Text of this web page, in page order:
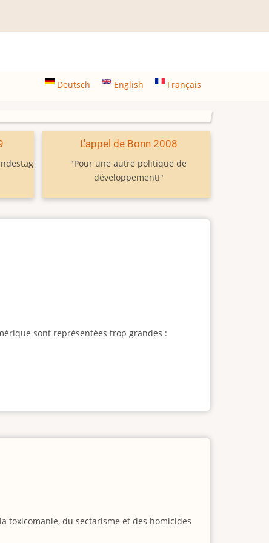
Deutsch English Français
L'appel de Bonn 2008
"Pour une autre politique de
développement!"
sont représentées trop grandes :
toxicomanie, du sectarisme et des homicides